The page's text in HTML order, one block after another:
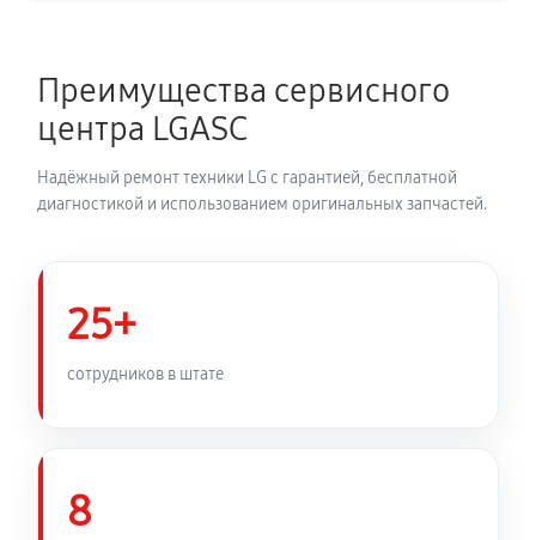
Замена динамика аудиосистемы LG BH6740TK
980 руб
Обновление ПО аудиосистемы LG BH6740TK
Замена корпуса аудиосистемы LG BH6740TK
Преимущества сервисного
центра LGASC
Надёжный ремонт техники LG с гарантией, бесплатной
диагностикой и использованием оригинальных запчастей.
25+
сотрудников в штате
8